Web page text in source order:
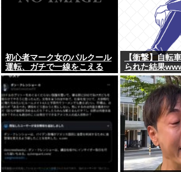
初心者マーク女のパルクール
運転、ガチで一線をこえる
【衝撃】自転
られた結果